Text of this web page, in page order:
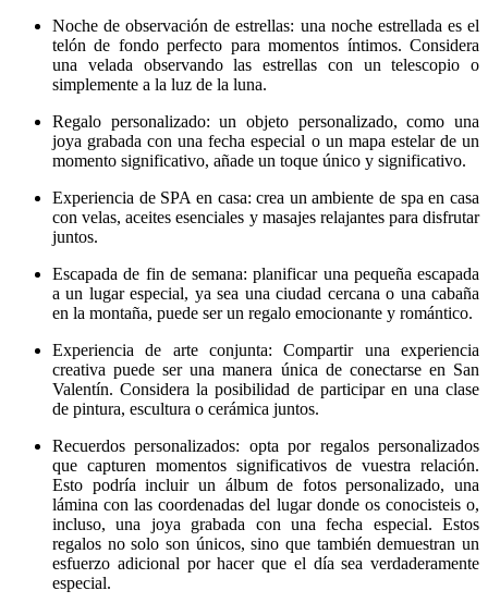
Noche de observación de estrellas: una noche estrellada es el
telón de fondo perfecto para momentos íntimos. Considera
una velada observando las estrellas con un telescopio o
simplemente a la luz de la luna.
Regalo personalizado: un objeto personalizado, como una
joya grabada con una fecha especial o un mapa estelar de un
momento significativo, añade un toque único y significativo.
Experiencia de SPA en casa: crea un ambiente de spa en casa
con velas, aceites esenciales y masajes relajantes para disfrutar
juntos.
Escapada de fin de semana: planificar una pequeña escapada
a un lugar especial, ya sea una ciudad cercana o una cabaña
en la montaña, puede ser un regalo emocionante y romántico.
Experiencia de arte conjunta: Compartir una experiencia
creativa puede ser una manera única de conectarse en San
Valentín. Considera la posibilidad de participar en una clase
de pintura, escultura o cerámica juntos.
Recuerdos personalizados: opta por regalos personalizados
que capturen momentos significativos de vuestra relación.
Esto podría incluir un álbum de fotos personalizado, una
lámina con las coordenadas del lugar donde os conocisteis o,
incluso, una joya grabada con una fecha especial. Estos
regalos no solo son únicos, sino que también demuestran un
esfuerzo adicional por hacer que el día sea verdaderamente
especial.